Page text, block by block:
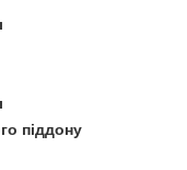
піддону